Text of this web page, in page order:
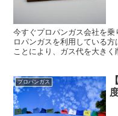
今すぐプロパンガス会社を
ロパンガスを利用している
ことにより、ガス代を大きく
プロパンガス